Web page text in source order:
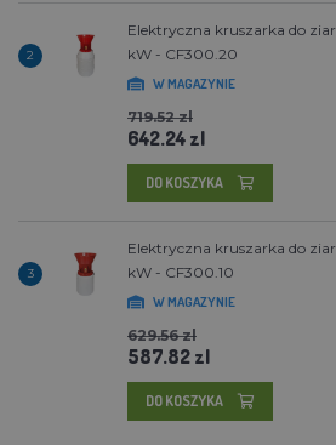
2
Elektryczna kruszarka do
kW - CF300.20
W MAGAZYNIE
719.52 zl
642.24 zl
DO KOSZYKA
3
Elektryczna kruszarka do
kW - CF300.10
W MAGAZYNIE
629.56 zl
587.82 zl
DO KOSZYKA